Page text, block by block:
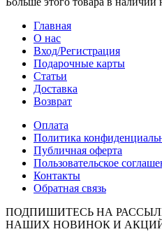
Главная
О нас
Вход/Регистрация
Подарочные карты
Статьи
Доставка
Возврат
Оплата
Политика
Публичная оферта
Пользовательское
Контакты
Обратная связь
ПОДПИШИТЕСЬ НА
НАШИХ НОВИНОК И